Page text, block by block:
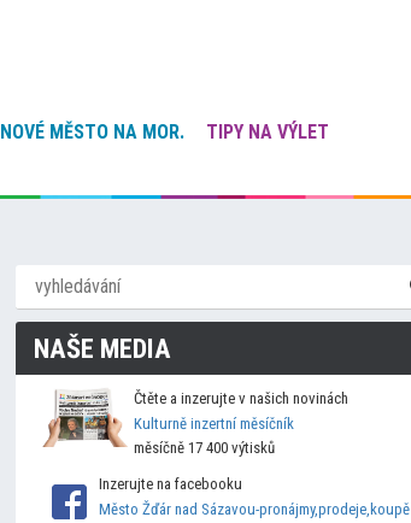
NOVÉ MĚSTO NA MOR.
TIPY NA VÝLET
NAŠE MEDIA
Čtěte a inzerujte v našich novinách
Kulturně inzertní měsíčník
měsíčně 17 400 výtisků
Inzerujte na facebooku
Město Žďár nad Sázavou-pronájmy,prodeje,koupě